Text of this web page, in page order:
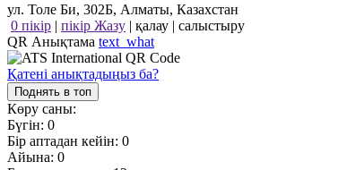
ул. Толе Би, 302Б, Алматы, Казахстан
0 пікір | пікір Жазу | қалау | салыстыру
QR Анықтама text_what
Қатені анықтадыңыз ба?
Поднять в топ
Көру саны:
Бүгін: 0
Бір аптадан кейін: 0
Айына: 0